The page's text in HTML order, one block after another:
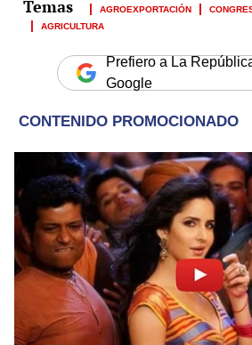
AGROEXPORTACIÓN
AGRICULTURA
Prefiero a La
Google